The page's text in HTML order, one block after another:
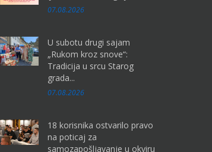
07.08.2026
U subotu drugi sajam
„Rukom kroz snove“:
Tradicija u srcu Starog
grada...
07.08.2026
18 korisnika ostvarilo pravo
na poticaj za
samozapošljavanje u okviru